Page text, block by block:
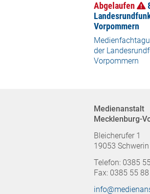
Abgelaufen
Vorpommern
der
Vorpommern
Medienanstalt
Mecklenburg-
Bleicherufer 1
19053 Schwerin
Telefon: 0385
Fax: 0385 55